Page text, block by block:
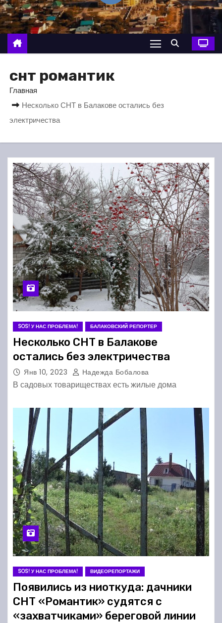
о
м
у
снт романтик
Главная
Несколько СНТ в Балакове остались без
электричества
SOS! У НАС ПРОБЛЕМА! БАЛАКОВСКИЙ РЕПОРТЕР
Несколько СНТ в Балакове
остались без электричества
Янв 10, 2023 Надежда Бобалова
В садовых товариществах есть жилые дома
SOS! У НАС ПРОБЛЕМА! ВИДЕОРЕПОРТАЖИ
Появились из ниоткуда: дачники
СНТ «Романтик» судятся с
«захватчиками» береговой линии